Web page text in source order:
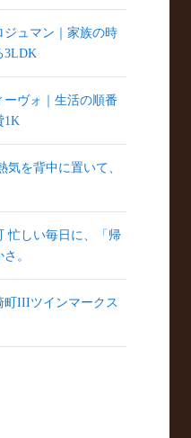
ュマン｜家族の時
3LDK
ヴォ｜生活の順番
1K
を背中に置いて、
忙しい毎日に、「帰
。
町IIIツインマークス